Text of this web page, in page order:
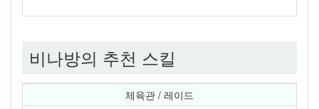
비나방의 추천 스킬
체육관 / 레이드